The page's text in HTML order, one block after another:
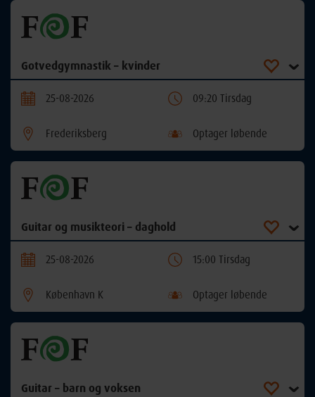
Gotvedgymnastik – kvinder
25-08-2026 09:20 Tirsdag
Frederiksberg Optager løbende
Guitar og musikteori – daghold
25-08-2026 15:00 Tirsdag
København K Optager løbende
Guitar – barn og voksen